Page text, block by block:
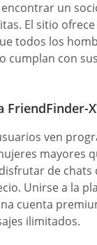
un
El sitio
todos los
cumplan con
FriendFinder-
ven
mayores
de chats
Unirse a la
cuenta
ilimitados.